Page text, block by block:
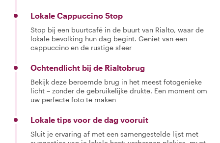
Lokale Cappuccino Stop
Stop bij een buurtcafé in de buurt van Rialto, waar de
lokale bevolking hun dag begint. Geniet van een
cappuccino en de rustige sfeer
Ochtendlicht bij de Rialtobrug
Bekijk deze beroemde brug in het meest fotogenieke
licht – zonder de gebruikelijke drukte. Een moment om
uw perfecte foto te maken
Lokale tips voor de dag vooruit
Sluit je ervaring af met een samengestelde lijst met